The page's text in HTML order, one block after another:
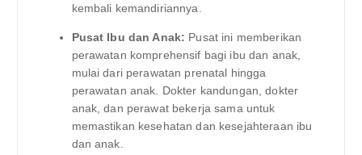
kembali kemandiriannya.
Pusat Ibu dan Anak: Pusat ini memberikan
perawatan komprehensif bagi ibu dan anak,
mulai dari perawatan prenatal hingga
perawatan anak. Dokter kandungan, dokter
anak, dan perawat bekerja sama untuk
memastikan kesehatan dan kesejahteraan ibu
dan anak.